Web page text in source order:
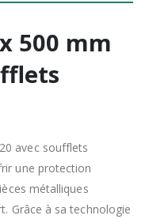
500 mm
avec soufflets
une protection
métalliques
Grâce à sa technologie